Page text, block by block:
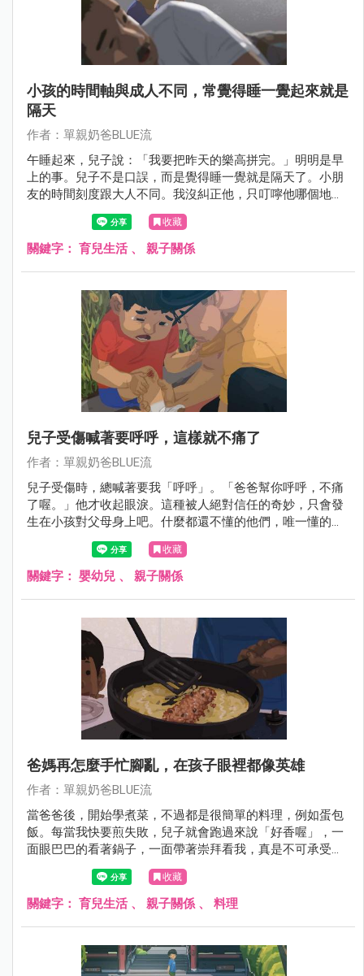
小孩的時間軸與成人不同，常覺得睡一覺起來就是
隔天
作者：單親奶爸BLUE流
午睡起來，兒子說：「我要把昨天的樂高拼完。」明明是早
上的事。兒子不是口誤，而是覺得睡一覺就是隔天了。小朋
友的時間刻度跟大人不同。我沒糾正他，只叮嚀他哪個地方
比較難拼。希望他有美好的一天。
收藏
關鍵字： 育兒生活、 親子關係
兒子受傷喊著要呼呼，這樣就不痛了
作者：單親奶爸BLUE流
兒子受傷時，總喊著要我「呼呼」。「爸爸幫你呼呼，不痛
了喔。」他才收起眼淚。這種被人絕對信任的奇妙，只會發
生在小孩對父母身上吧。什麼都還不懂的他們，唯一懂的，
就是有一個大人會在他們受傷時出現。
收藏
關鍵字： 嬰幼兒 、 親子關係
爸媽再怎麼手忙腳亂，在孩子眼裡都像英雄
作者：單親奶爸BLUE流
當爸爸後，開始學煮菜，不過都是很簡單的料理，例如蛋包
飯。每當我快要煎失敗，兒子就會跑過來說「好香喔」，一
面眼巴巴的看著鍋子，一面帶著崇拜看我，真是不可承受之
重。是不是再怎麼手忙腳亂的父母，在小朋友眼裡都像英
收藏
關鍵字： 育兒生活、 親子關係 、 料理